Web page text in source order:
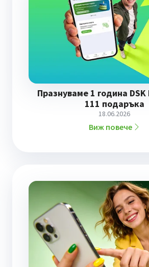
Празнуваме 1 година
111 подаръка
18.06.2026
Виж повече